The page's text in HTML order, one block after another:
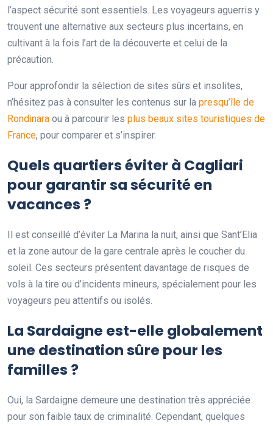
l’aspect sécurité sont essentiels. Les voyageurs aguerris y
trouvent une alternative aux secteurs plus incertains, en
cultivant à la fois l’art de la découverte et celui de la
précaution.
Pour approfondir la sélection de sites sûrs et insolites,
n’hésitez pas à consulter les contenus sur la presqu’île de
Rondinara ou à parcourir les plus beaux sites touristiques de
France, pour comparer et s’inspirer.
Quels quartiers éviter à Cagliari
pour garantir sa sécurité en
vacances ?
Il est conseillé d’éviter La Marina la nuit, ainsi que Sant’Elia
et la zone autour de la gare centrale après le coucher du
soleil. Ces secteurs présentent davantage de risques de
vols à la tire ou d’incidents mineurs, spécialement pour les
voyageurs peu attentifs ou isolés.
La Sardaigne est-elle globalement
une destination sûre pour les
familles ?
Oui, la Sardaigne demeure une destination très appréciée
pour son faible taux de criminalité. Cependant, quelques